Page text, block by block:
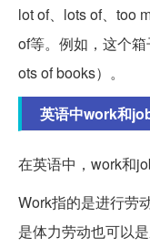
lot of、lots of、too
of等。例如，这个
ots of books）。
英语中work和
在英语中，work和
Work指的是进行劳
是体力劳动也可以